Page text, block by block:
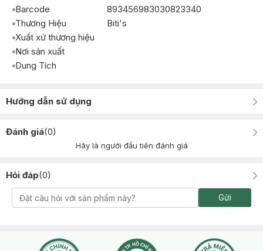
Barcode
893456983030823340
Thương Hiệu
Biti's
Xuất xứ thương hiệu
Nơi sản xuất
Dung Tích
Hướng dẫn sử dụng
Đánh giá(0)
Hãy là người đầu tiên đánh giá
Hỏi đáp(0)
Gửi